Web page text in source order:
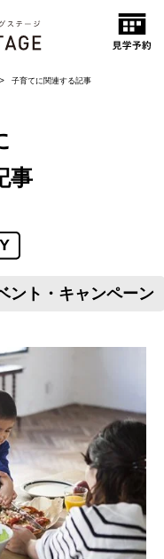
子育てに関連する記事
事
ント・キャンペーン